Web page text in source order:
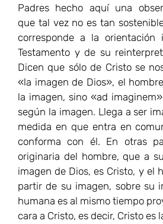
Padres hecho aquí una
que tal vez no es tan
corresponde a la orientación
Testamento y de su
Dicen que sólo de Cristo se
«la imagen de Dios», el
la imagen, sino «ad
según la imagen. Llega a ser
medida en que entra en
conforma con él. En otras
originaria del hombre, que a
imagen de Dios, es Cristo, y el
partir de su imagen, sobre su
humana es al mismo tiempo
cara a Cristo, es decir, Cristo es